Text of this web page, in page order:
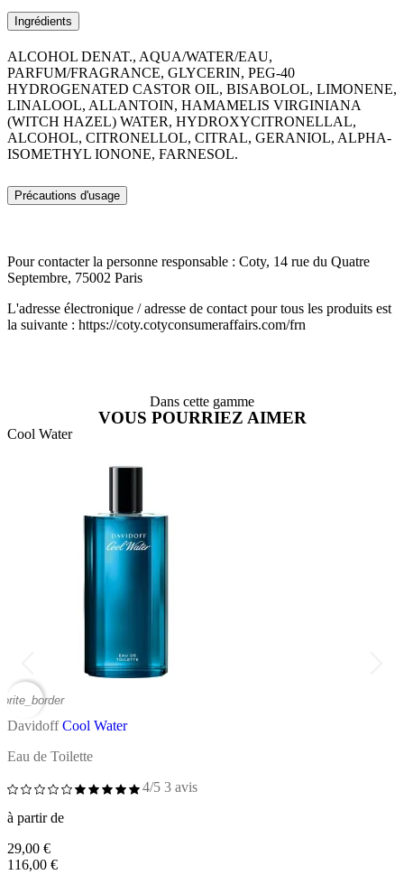
Ingrédients
ALCOHOL DENAT., AQUA/WATER/EAU,
PARFUM/FRAGRANCE, GLYCERIN, PEG-40
HYDROGENATED CASTOR OIL, BISABOLOL, LIMONENE,
LINALOOL, ALLANTOIN, HAMAMELIS VIRGINIANA
(WITCH HAZEL) WATER, HYDROXYCITRONELLAL,
ALCOHOL, CITRONELLOL, CITRAL, GERANIOL, ALPHA-
ISOMETHYL IONONE, FARNESOL.
Précautions d'usage
Pour contacter la personne responsable : Coty, 14 rue du Quatre
Septembre, 75002 Paris
L'adresse électronique / adresse de contact pour tous les produits est
la suivante : https://coty.cotyconsumeraffairs.com/frn
Dans cette gamme
VOUS POURRIEZ AIMER
Cool Water
Davidoff Cool Water
Eau de Toilette
4/5 3 avis
à partir de
29,00 €
116,00 €